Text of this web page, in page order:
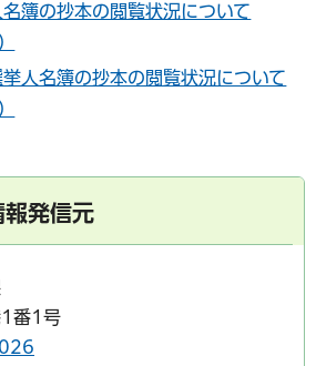
簿の抄本の閲覧状況について
人名簿の抄本の閲覧状況について
報発信元
1番1号